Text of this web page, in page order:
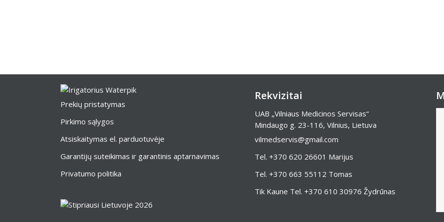
Prekių pristatymas
Pirkimo sąlygos
Atsiskaitymas el. parduotuvėje
Garantijų suteikimas ir garantinis aptarnavimas
Privatumo politika
Rekvizitai
UAB „Vilniaus Medicinos Servisas“
Mindaugo g. 23-116, Vilnius, Lietuva
vilmedservis@gmail.com
Tel. +370 620 26601 Marijus
Tel. +370 663 55112 Tomas
Tik Kaune Tel. +370 610 30976 Žydrūnas